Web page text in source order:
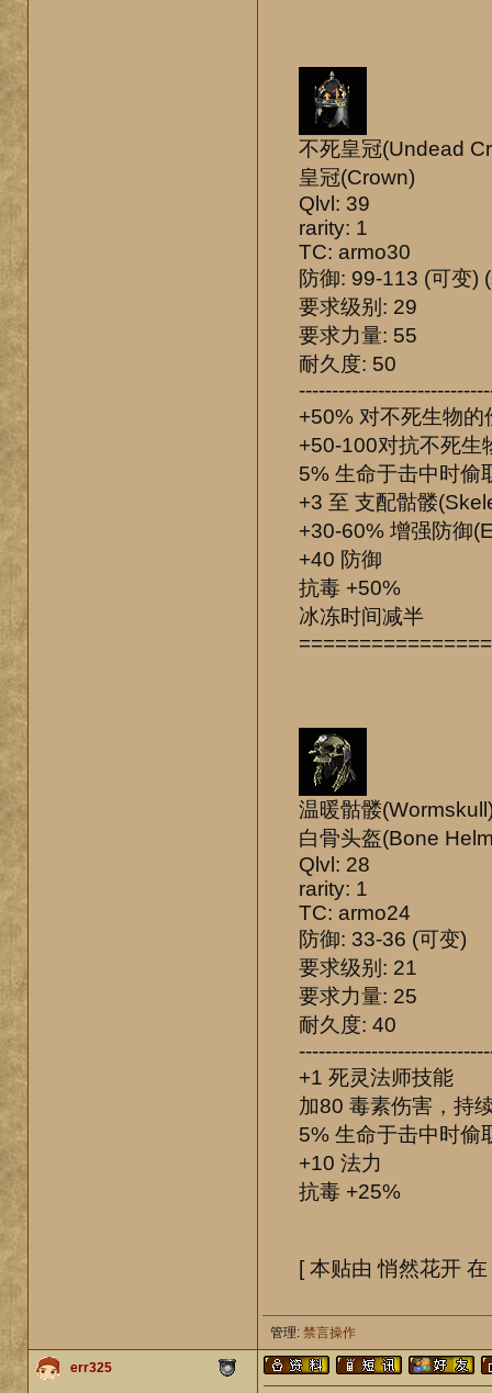
不死皇冠(Undead
皇冠(Crown)
Qlvl: 39
rarity: 1
TC: armo30
防御: 99-113 (可变)
要求级别: 29
要求力量: 55
耐久度: 50
+50% 对不死生物的
+50-100对抗不死生
5% 生命于击中时偷
+3 至 支配骷髅
+30-60% 增强防御
+40 防御
抗毒 +50%
冰冻时间减半
温暖骷髅
白骨头盔(Bone
Qlvl: 28
rarity: 1
TC: armo24
防御: 33-36 (可变)
要求级别: 21
要求力量: 25
耐久度: 40
+1 死灵法师技能
加80 毒素伤害，持
5% 生命于击中时偷
+10 法力
抗毒 +25%
[ 本贴由 悄然花开
管理: 禁言操作
err325